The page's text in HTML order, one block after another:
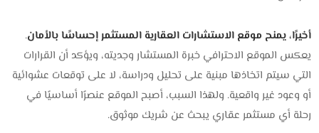
أخيرًا، يمنح موقع الاستشارات العقارية المستثمر إحساسًا بالأمان.
يعكس الموقع الاحترافي خبرة المستشار وجديته، ويؤكد أن القرارات
التي سيتم اتخاذها مبنية على تحليل ودراسة، لا على توقعات عشوائية
أو وعود غير واقعية. ولهذا السبب، أصبح الموقع عنصرًا أساسيًا في
رحلة أي مستثمر عقاري يبحث عن شريك موثوق.